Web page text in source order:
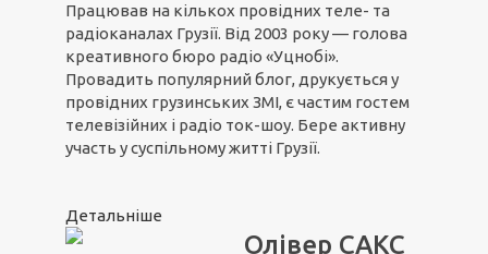
Працював на кількох провідних теле- та
радіоканалах Грузії. Від 2003 року — голова
креативного бюро радіо «Уцнобі».
Провадить популярний блог, друкується у
провідних грузинських ЗМІ, є частим гостем
телевізійних і радіо ток-шоу. Бере активну
участь у суспільному житті Грузії.
Детальніше
Олівер САКС